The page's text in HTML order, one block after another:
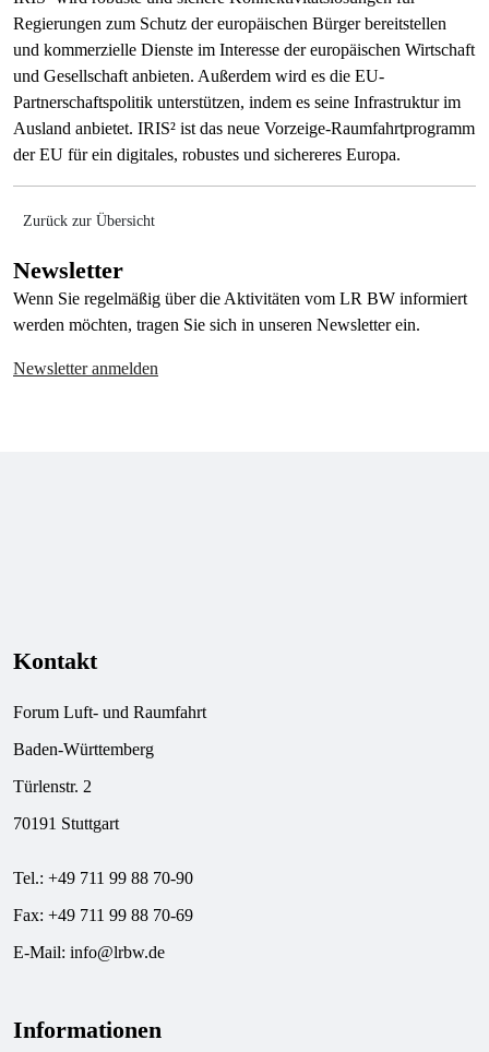
Regierungen zum Schutz der europäischen Bürger bereitstellen
und kommerzielle Dienste im Interesse der europäischen Wirtschaft
und Gesellschaft anbieten. Außerdem wird es die EU-
Partnerschaftspolitik unterstützen, indem es seine Infrastruktur im
Ausland anbietet. IRIS² ist das neue Vorzeige-Raumfahrtprogramm
der EU für ein digitales, robustes und sichereres Europa.
Zurück zur Übersicht
Newsletter
Wenn Sie regelmäßig über die Aktivitäten vom LR BW informiert
werden möchten, tragen Sie sich in unseren Newsletter ein.
Newsletter anmelden
Kontakt
Forum Luft- und Raumfahrt
Baden-Württemberg
Türlenstr. 2
70191 Stuttgart
Tel.: +49 711 99 88 70-90
Fax: +49 711 99 88 70-69
E-Mail: info@lrbw.de
Informationen